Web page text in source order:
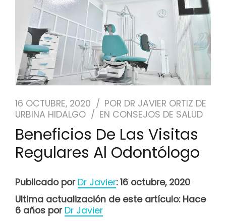
CASOS REALES
SEGUROS DENTALES
BLOG
PEDIR CITA
16 OCTUBRE, 2020 POR DR JAVIER ORTIZ DE
URBINA HIDALGO
EN CONSEJOS DE SALUD
Beneficios De Las Visitas
Regulares Al Odontólogo
Publicado por Dr Javier: 16 octubre, 2020
Ultima actualización de este artículo: Hace
6 años por Dr Javier